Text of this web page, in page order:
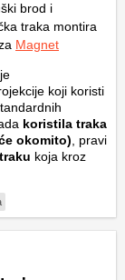
brod i
traka montira
Magnet
koji koristi
koristila traka
okomito) , pravi
koja kroz